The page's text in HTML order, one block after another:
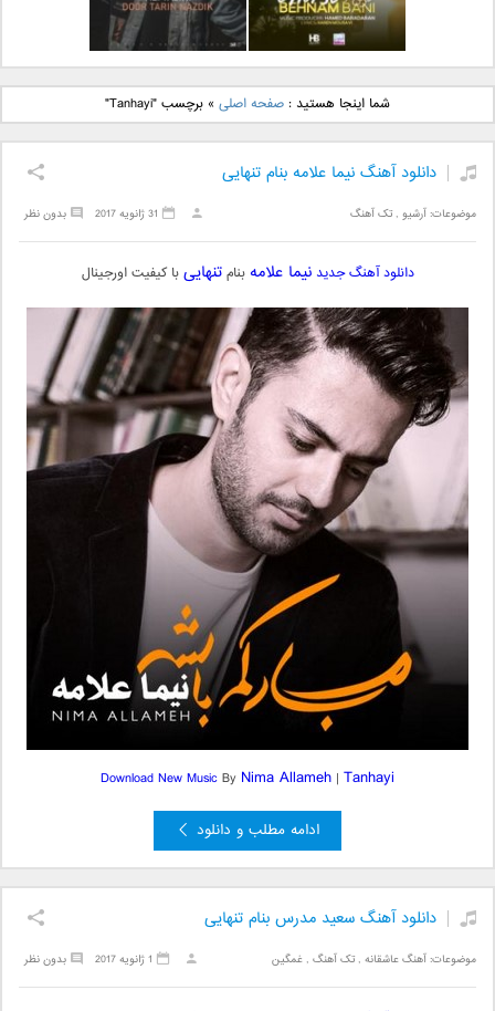
دانلود آهنگ جدید بهنام
بانی بنام قرص قمر 2
دانلود آهنگ جدید علی
یاسینی بنام دورترین نزدیک
شما اینجا هستید :صفحه اصلی »برچسب "Tanhayi"
دانلود آهنگ نیما علامه بنام تنهایی
موضوعات:آرشیو ,تک آهنگ بدون نظر 31 ژانویه 2017
دانلود آهنگ جدید نیما علامهبنامتنهاییبا کیفیت اورجینال
Download NewMusicBy Nima Allameh | Tanhayi
ادامه مطلب و دانلود
دانلود آهنگ سعید مدرس بنام تنهایی
موضوعات:آهنگ عاشقانه ,تک آهنگ ,غمگین بدون نظر 1 ژانویه 2017